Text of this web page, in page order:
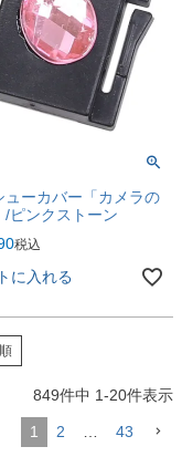
ューカバー「カメラの
/ピンクストーン
税込
に入れる
849件中 1-20件表示
1 2 43